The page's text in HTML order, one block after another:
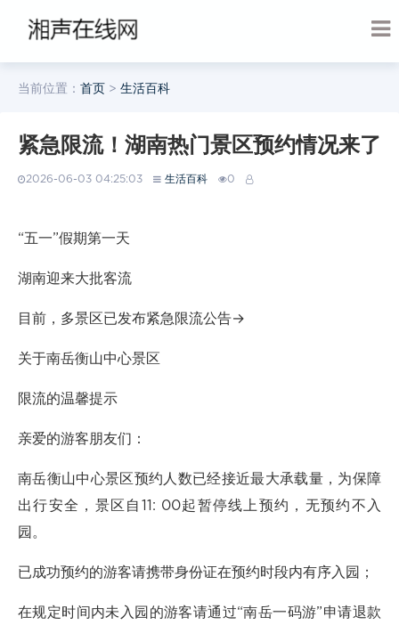
当前位置： 首页 > 生活百科
紧急限流！湖南热门景区预约情况来了
2026-06-03 04:25:03 生活百科 0
“五一”假期第一天
湖南迎来大批客流
目前，多景区已发布紧急限流公告→
关于南岳衡山中心景区
限流的温馨提示
亲爱的游客朋友们：
南岳衡山中心景区预约人数已经接近最大承载量，为保障
出行安全，景区自11: 00起暂停线上预约，无预约不入
园。
已成功预约的游客请携带身份证在预约时段内有序入园；
在规定时间内未入园的游客请通过“南岳一码游”申请退款